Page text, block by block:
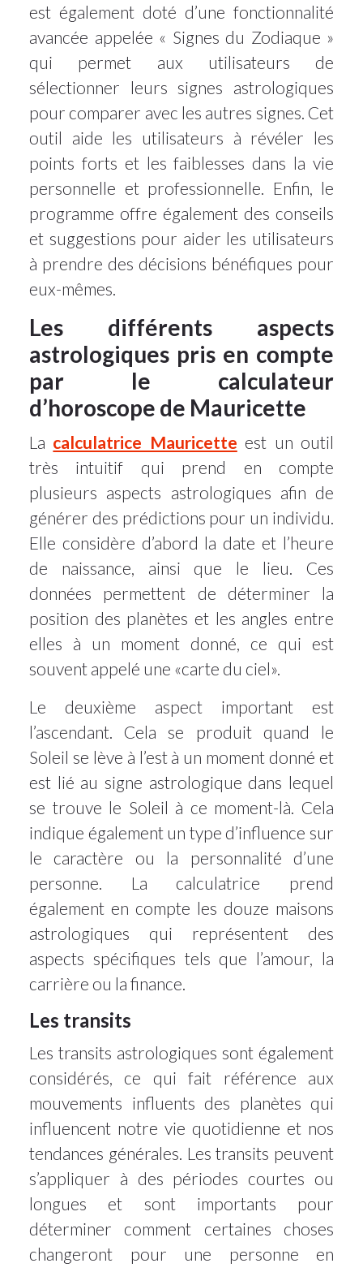
est également doté d’une fonctionnalité
avancée appelée « Signes du Zodiaque »
qui permet aux utilisateurs de
sélectionner leurs signes astrologiques
pour comparer avec les autres signes. Cet
outil aide les utilisateurs à révéler les
points forts et les faiblesses dans la vie
personnelle et professionnelle. Enfin, le
programme offre également des conseils
et suggestions pour aider les utilisateurs
à prendre des décisions bénéfiques pour
eux-mêmes.
Les différents aspects
astrologiques pris en compte
par le calculateur
d’horoscope de Mauricette
La calculatrice Mauricette est un outil
très intuitif qui prend en compte
plusieurs aspects astrologiques afin de
générer des prédictions pour un individu.
Elle considère d’abord la date et l’heure
de naissance, ainsi que le lieu. Ces
données permettent de déterminer la
position des planètes et les angles entre
elles à un moment donné, ce qui est
souvent appelé une «carte du ciel».
Le deuxième aspect important est
l’ascendant. Cela se produit quand le
Soleil se lève à l’est à un moment donné et
est lié au signe astrologique dans lequel
se trouve le Soleil à ce moment-là. Cela
indique également un type d’influence sur
le caractère ou la personnalité d’une
personne. La calculatrice prend
également en compte les douze maisons
astrologiques qui représentent des
aspects spécifiques tels que l’amour, la
carrière ou la finance.
Les transits
Les transits astrologiques sont également
considérés, ce qui fait référence aux
mouvements influents des planètes qui
influencent notre vie quotidienne et nos
tendances générales. Les transits peuvent
s’appliquer à des périodes courtes ou
longues et sont importants pour
déterminer comment certaines choses
changeront pour une personne en